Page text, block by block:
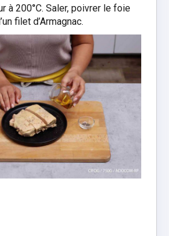
à 200°C. Saler, poivrer le foie
filet d’Armagnac.